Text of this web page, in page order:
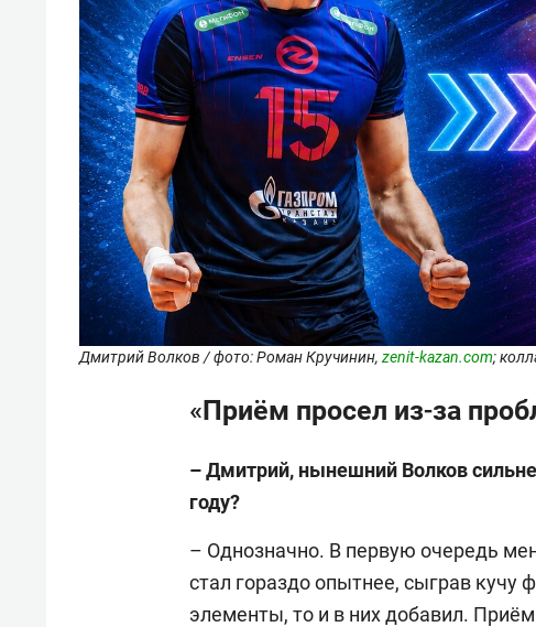
Дмитрий Волков / фото: Роман Кручинин, zenit-kazan.com;
«Приём просел из-за
– Дмитрий, нынешний Волков
году?
– Однозначно. В первую очередь
стал гораздо опытнее, сыграв кучу
элементы, то и в них добавил.